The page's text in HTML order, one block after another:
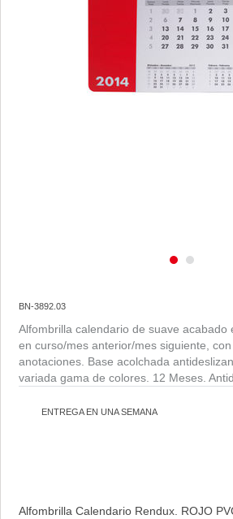
BN-3892.03
Alfombrilla calendario de suave acabado
en curso/mes anterior/mes siguiente,
anotaciones. Base acolchada
variada gama de colores. 12 Meses.
ENTREGA EN UNA SEMANA
Alfombrilla Calendario Rendux. ROJO